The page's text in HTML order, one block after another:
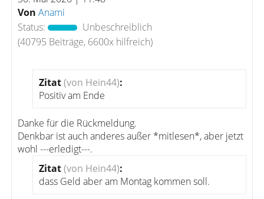
Von Anami
Status:
Unbeschreiblich
(40795 Beiträge, 6600x hilfreich)
Zitat(von Hein44):
Positiv am Ende
Danke für die Rückmeldung.
Denkbar ist auch anderes außer *mitlesen*, aber jetzt
wohl ---erledigt---.
Zitat(von Hein44):
dass Geld aber am Montag kommen soll.